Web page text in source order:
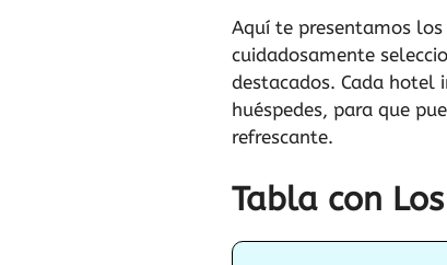
Aquí te presentamos los
cuidadosamente
destacados. Cada hotel
huéspedes, para que
refrescante.
Tabla con